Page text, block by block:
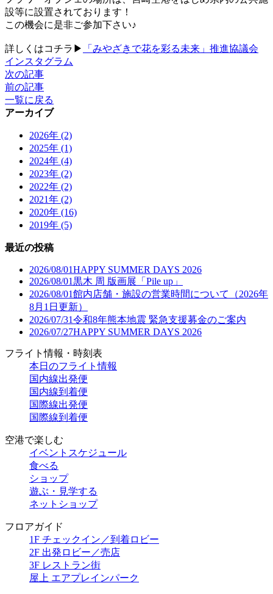
設等に設置されております！
この機会に是非ご参加下さい♪
詳しくはコチラ▶
「みやざきで花を彩る未来」推進協議会
インスタグラム
次の記事
前の記事
一覧に戻る
アーカイブ
2026年 (2)
2025年 (1)
2024年 (4)
2023年 (2)
2022年 (2)
2021年 (2)
2020年 (16)
2019年 (5)
最近の投稿
2026/08/01HAPPY SUMMER DAYS 2026
2026/08/01黒木 周 版画展「Pile up」
2026/08/01館内店舗・施設の営業時間について（2026年
8月1日更新）
2026/07/31令和8年熊本地震 緊急支援募金のご案内
2026/07/27HAPPY SUMMER DAYS 2026
フライト情報・時刻表
本日のフライト情報
国内線出発便
国内線到着便
国際線出発便
国際線到着便
空港で楽しむ
イベントスケジュール
食べる
ショップ
遊ぶ・見学する
ネットショップ
フロアガイド
1F チェックイン／到着ロビー
2F 出発ロビー／売店
3F レストラン街
屋上 エアプレインパーク